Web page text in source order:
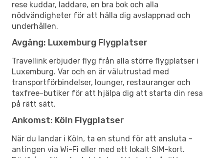
rese kuddar, laddare, en bra bok och alla
nödvändigheter för att hålla dig avslappnad och
underhållen.
Avgång: Luxemburg Flygplatser
Travellink erbjuder flyg från alla större flygplatser i
Luxemburg. Var och en är välutrustad med
transportförbindelser, lounger, restauranger och
taxfree-butiker för att hjälpa dig att starta din resa
på rätt sätt.
Ankomst: Köln Flygplatser
När du landar i Köln, ta en stund för att ansluta –
antingen via Wi-Fi eller med ett lokalt SIM-kort.